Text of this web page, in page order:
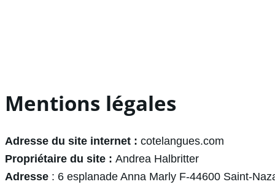
Mentions légales
Adresse du site internet : cotelangues.com
Propriétaire du site : Andrea Halbritter
Adresse : 6 esplanade Anna Marly F-44600 Saint-